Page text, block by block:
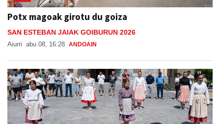
Potx magoak girotu du goiza
SAN ESTEBAN JAIAK GOIBURUN 2026
Aiurri abu 08, 16:28 ANDOAIN